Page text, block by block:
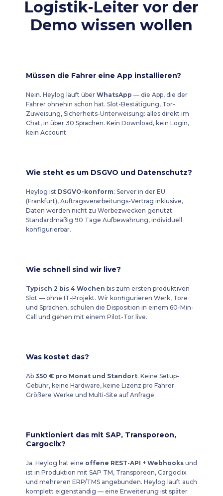
Logistik-Leiter vor der
Demo wissen wollen
Müssen die Fahrer eine App installieren?
Nein. Heylog läuft über WhatsApp — die App, die der
Fahrer ohnehin schon hat. Slot-Bestätigung, Tor-
Zuweisung, Sicherheits-Unterweisung: alles direkt im
Chat, in über 30 Sprachen. Kein Download, kein Login,
kein Account.
Wie steht es um DSGVO und Datenschutz?
Heylog ist DSGVO-konform: Server in der EU
(Frankfurt), Auftragsverarbeitungs-Vertrag inklusive,
Daten werden nicht zu Werbezwecken genutzt.
Standardmäßig 90 Tage Aufbewahrung, individuell
konfigurierbar.
Wie schnell sind wir live?
Typisch 2 bis 4 Wochen bis zum ersten produktiven
Slot — ohne IT-Projekt. Wir konfigurieren Werk, Tore
und Sprachen, schulen die Disposition in einem 60-Min-
Call und gehen mit einem Pilot-Tor live.
Was kostet das?
Ab 350 € pro Monat und Standort. Keine Setup-
Gebühr, keine Hardware, keine Lizenz pro Fahrer.
Größere Werke und Multi-Site auf Anfrage.
Funktioniert das mit SAP, Transporeon,
Cargoclix?
Ja. Heylog hat eine offene REST-API + Webhooks und
ist in Produktion mit SAP TM, Transporeon, Cargoclix
und mehreren ERP/TMS angebunden. Heylog läuft auch
komplett eigenständig — eine Erweiterung ist später